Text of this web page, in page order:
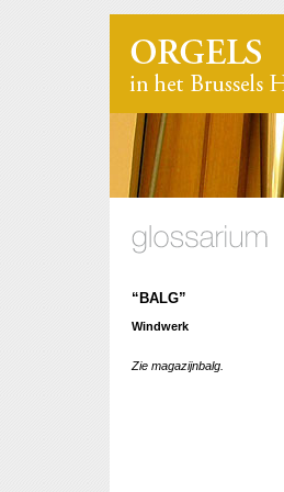
“BALG”
Windwerk
Zie magazijnbalg.